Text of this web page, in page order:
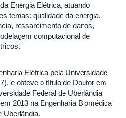
Energia Elétrica, atuando
temas: qualidade da energia,
ressarcimento de danos,
computacional de
Elétrica pela Universidade
e obteve o título de Doutor em
Federal de Uberlândia
2013 na Engenharia Biomédica
Uberlândia.